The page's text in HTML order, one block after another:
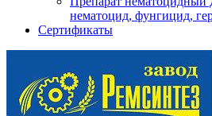
нематоцид, фунгицид,
Сертификаты